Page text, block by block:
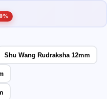
Shu Wang Rudraksha 12mm